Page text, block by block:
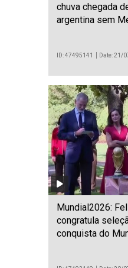
chuva chegada
argentina sem
ID: 47495141 Date: 21/
Mundial2026:
congratula
conquista do